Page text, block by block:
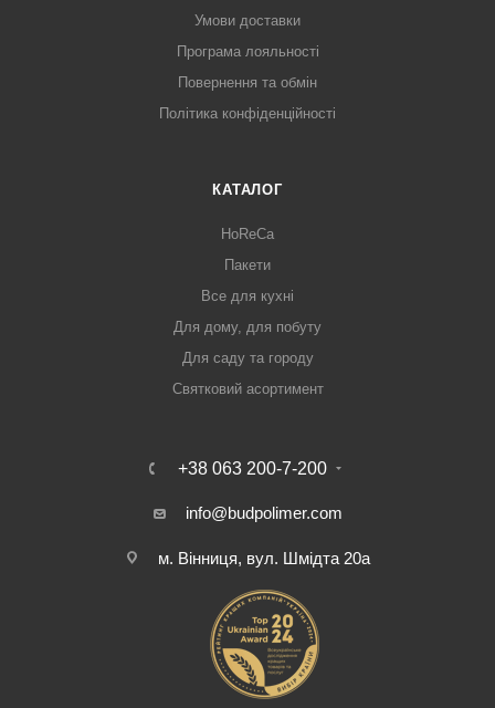
Умови доставки
Програма лояльності
Повернення та обмін
Політика конфіденційності
КАТАЛОГ
HoReCa
Пакети
Все для кухні
Для дому, для побуту
Для саду та городу
Святковий асортимент
+38 063 200-7-200
info@budpolimer.com
м. Вінниця, вул. Шмідта 20а